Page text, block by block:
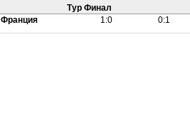
Тур Финал
Франция 1:0 0:1